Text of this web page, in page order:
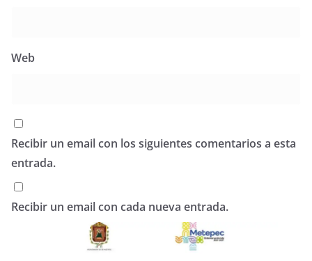
Web
Recibir un email con los siguientes comentarios a esta
entrada.
Recibir un email con cada nueva entrada.